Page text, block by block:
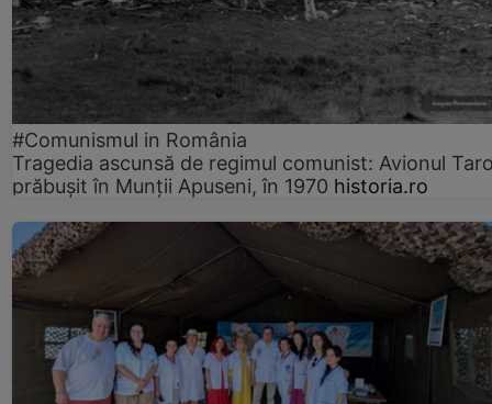
#Comunismul in România
Tragedia ascunsă de regimul comunist: Avionul
prăbușit în Munții Apuseni, în 1970 historia.ro